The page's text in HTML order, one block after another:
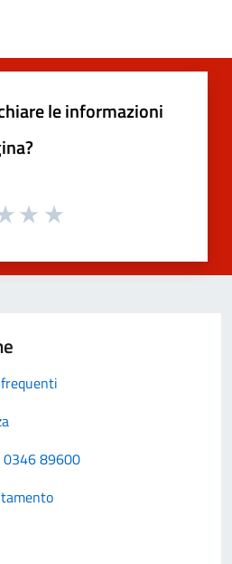
le informazioni
0346 89600